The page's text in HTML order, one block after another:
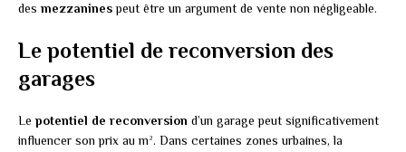
des mezzaninespeut être un argument de vente non négligeable.
Le potentiel de reconversion des
garages
Le potentiel de reconversion d’un garage peut significativement
influencer son prix au m². Dans certaines zones urbaines, la